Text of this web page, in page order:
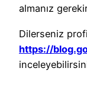
almanız
Dilerseniz
https://